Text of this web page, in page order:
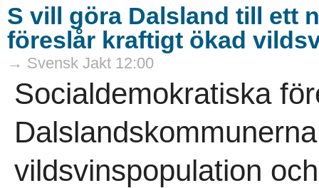
S vill göra Dalsland till ett
föreslår kraftigt ökad
→ Svensk Jakt 12:00
Socialdemokratiska
vildsvinspopulation